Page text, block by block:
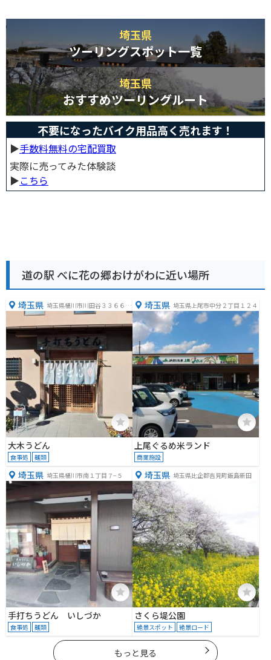
埼玉県
ツーリングスポット一覧
埼玉県
おすすめツーリングルート
不要になったバイク用品高く売れます！
▶︎手数料無料の宅配買取
実際に売ってみた体験談
▶︎こちら
道の駅 べに花の郷おけがわに近い場所
埼玉県 埼玉県桶川市川田谷３３６６
大木うどん
食事処 麺類
埼玉県 埼玉県上尾市中分２丁目１２４
上尾ぐるめ米ランド
商業施設
埼玉県 埼玉県桶川市南１丁目７−５
手打ちうどん いしづか
食事処 麺類
埼玉県 埼玉県比企郡吉見町飯島新田
さくら堤公園
絶景スポット 絶景ロード
もっと見る